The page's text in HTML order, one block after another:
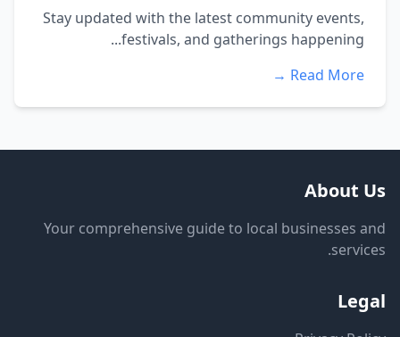
Stay updated with the latest community events,
festivals, and gatherings happening...
Read More →
About Us
Your comprehensive guide to local businesses and
services.
Legal